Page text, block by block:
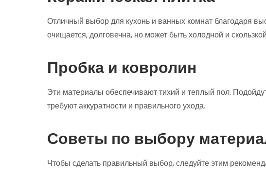
Отличный выбор для кухонь и ванных комнат благодаря
очищается, долговечна, но может быть холодной и
Пробка и ковролин
Эти материалы обеспечивают тихий и теплый пол.
требуют аккуратности и правильного ухода.
Советы по выбору
Чтобы сделать правильный выбор, следуйте этим